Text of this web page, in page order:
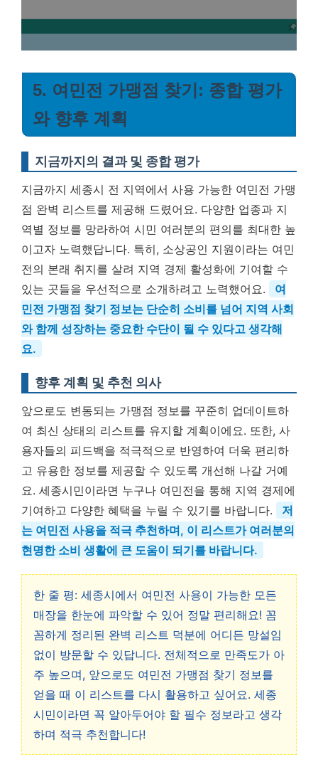
5. 여민전 가맹점 찾기: 종합 평가
와 향후 계획
지금까지의 결과 및 종합 평가
지금까지 세종시 전 지역에서 사용 가능한 여민전 가맹
점 완벽 리스트를 제공해 드렸어요. 다양한 업종과 지
역별 정보를 망라하여 시민 여러분의 편의를 최대한 높
이고자 노력했답니다. 특히, 소상공인 지원이라는 여민
전의 본래 취지를 살려 지역 경제 활성화에 기여할 수
있는 곳들을 우선적으로 소개하려고 노력했어요.
여
민전 가맹점 찾기 정보는 단순히 소비를 넘어 지역 사회
와 함께 성장하는 중요한 수단이 될 수 있다고 생각해
요.
향후 계획 및 추천 의사
앞으로도 변동되는 가맹점 정보를 꾸준히 업데이트하
여 최신 상태의 리스트를 유지할 계획이에요. 또한, 사
용자들의 피드백을 적극적으로 반영하여 더욱 편리하
고 유용한 정보를 제공할 수 있도록 개선해 나갈 거예
요. 세종시민이라면 누구나 여민전을 통해 지역 경제에
기여하고 다양한 혜택을 누릴 수 있기를 바랍니다.
저
는 여민전 사용을 적극 추천하며, 이 리스트가 여러분의
현명한 소비 생활에 큰 도움이 되기를 바랍니다.
한 줄 평: 세종시에서 여민전 사용이 가능한 모든
매장을 한눈에 파악할 수 있어 정말 편리해요! 꼼
꼼하게 정리된 완벽 리스트 덕분에 어디든 망설임
없이 방문할 수 있답니다. 전체적으로 만족도가 아
주 높으며, 앞으로도 여민전 가맹점 찾기 정보를
얻을 때 이 리스트를 다시 활용하고 싶어요. 세종
시민이라면 꼭 알아두어야 할 필수 정보라고 생각
하며 적극 추천합니다!